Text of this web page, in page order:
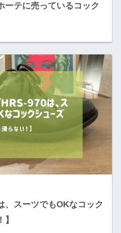
ーテに売っているコック
、スーツでもOKなコック